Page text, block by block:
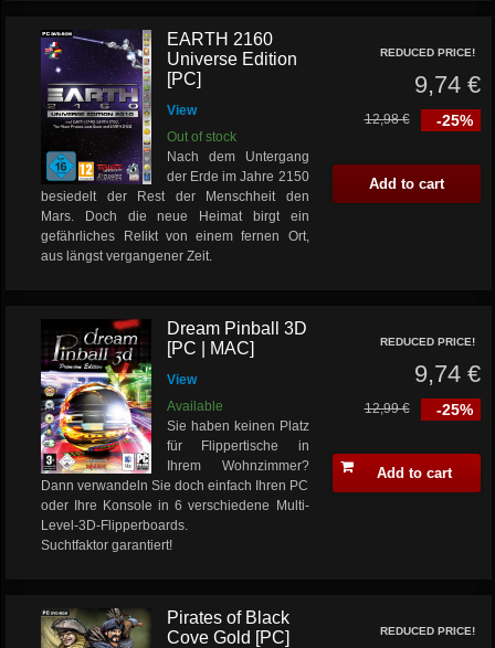
EARTH 2160
Universe Edition
[PC]
View
Out of stock
Nach dem Untergang
der Erde im Jahre 2150
besiedelt der Rest der Menschheit den
Mars. Doch die neue Heimat birgt ein
gefährliches Relikt von einem fernen Ort,
aus längst vergangener Zeit.
REDUCED PRICE!
9,74 €
-25%
12,98 €
Add to cart
Dream Pinball 3D
[PC | MAC]
View
Available
Sie haben keinen Platz
für Flippertische in
Ihrem Wohnzimmer?
Dann verwandeln Sie doch einfach Ihren PC
oder Ihre Konsole in 6 verschiedene Multi-
Level-3D-Flipperboards.
Suchtfaktor garantiert!
REDUCED PRICE!
9,74 €
-25%
12,99 €
Add to cart
Pirates of Black
Cove Gold [PC]
REDUCED PRICE!